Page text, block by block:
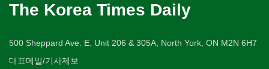
The Korea Times Daily
500 Sheppard Ave. E. Unit 206 & 305A, North York, ON M2N 6H7
대표메일/기사제보